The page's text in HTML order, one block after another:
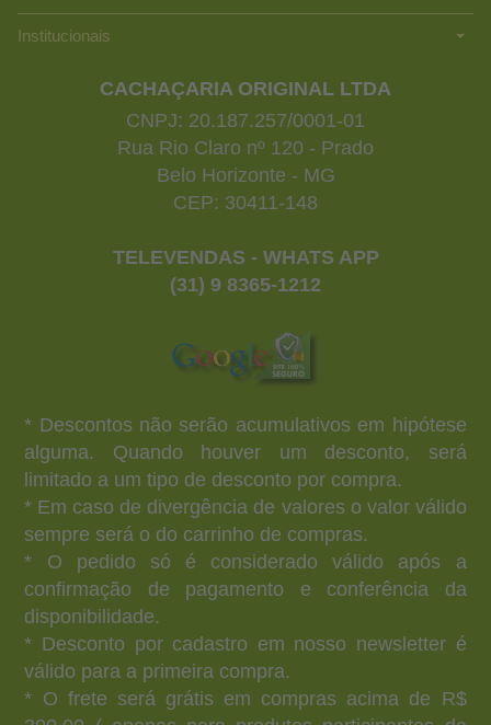
Institucionais
CACHAÇARIA ORIGINAL LTDA
CNPJ: 20.187.257/0001-01
Rua Rio Claro nº 120 - Prado
Belo Horizonte - MG
CEP: 30411-148
TELEVENDAS - WHATS APP
(31) 9 8365-1212
* Descontos não serão acumulativos em hipótese
alguma. Quando houver um desconto, será
limitado a um tipo de desconto por compra.
* Em caso de divergência de valores o valor válido
sempre será o do carrinho de compras.
* O pedido só é considerado válido após a
confirmação de pagamento e conferência da
disponibilidade.
* Desconto por cadastro em nosso newsletter é
válido para a primeira compra.
* O frete será grátis em compras acima de R$